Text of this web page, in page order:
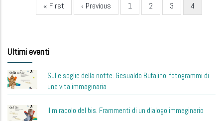
PaginationFirst
page
« First
Previous
page
‹ Previous Page
1 Page
2 Page
3
Current
page
4
Ultimi eventi
Sulle soglie della notte. Gesualdo Bufalino, fotogrammi di
una vita immaginaria
Il miracolo del bis. Frammenti di un dialogo immaginario